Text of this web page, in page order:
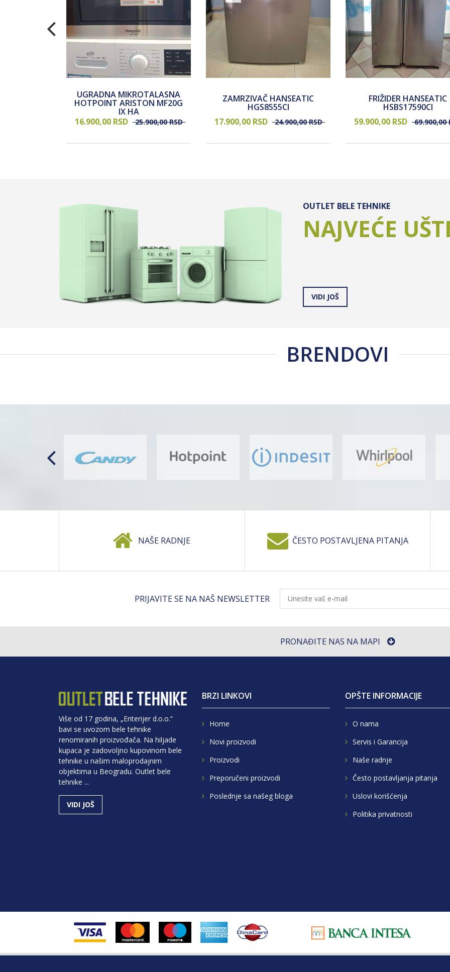
UGRADNA MIKROTALASNA
HOTPOINT ARISTON MF20G
IX HA
16.900,00 RSD 25.900,00 RSD
ZAMRZIVAČ HANSEATIC
HGS8555CI
17.900,00 RSD 24.900,00 RSD
FRIŽIDER HANSEATIC
HSBS17590CI
59.900,00 RSD 69.900,00
OUTLET BELE TEHNIKE
NAJVEĆE
VIDI JOŠ
BRENDOVI
NAŠE RADNJE ČESTO POSTAVLJENA PITANJA
PRIJAVITE SE NA NAŠ NEWSLETTER
PRONAĐITE NAS NA MAPI
Više od 17 godina, „Enterijer d.o.o.“
bavi se uvozom bele tehnike
renomiranih proizvođača. Na hiljade
kupaca je zadovoljno kupovinom bele
tehnike u našim maloprodajnim
objektima u Beogradu. Outlet bele
tehnike ...
VIDI JOŠ
BRZI LINKOVI
Home
Novi proizvodi
Proizvodi
Preporučeni proizvodi
Poslednje sa našeg bloga
OPŠTE INFORMACIJE
O nama
Servis i Garancija
Naše radnje
Često postavljanja pitanja
Uslovi korišćenja
Politika privatnosti